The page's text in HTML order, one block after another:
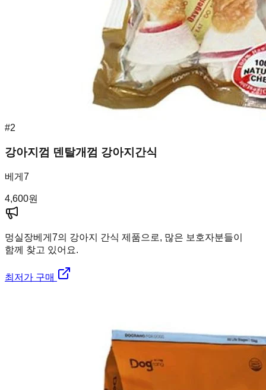
#2
강아지껌 덴탈개껌 강아지간식
베게7
4,600원
멍실장베게7의 강아지 간식 제품으로, 많은 보호자분들이
함께 찾고 있어요.
최저가 구매